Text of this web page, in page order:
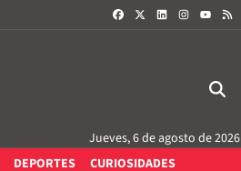
FACEBOOKLINKEDININSTAGRAM
Jueves, 6 de agosto de 2026
DEPORTES CURIOSIDADES